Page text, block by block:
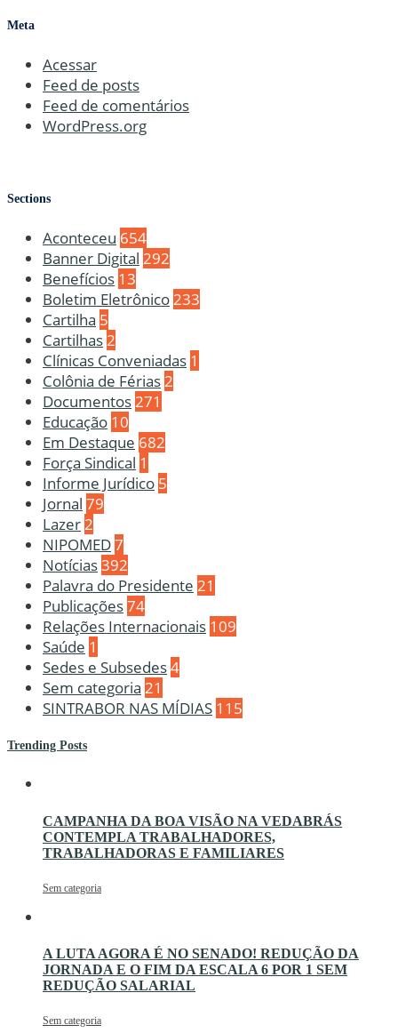
Meta
Acessar
Feed de posts
Feed de comentários
WordPress.org
Sections
Aconteceu 654
Banner Digital 292
Benefícios 13
Boletim Eletrônico 233
Cartilha 5
Cartilhas 2
Clínicas Conveniadas 1
Colônia de Férias 2
Documentos 271
Educação 10
Em Destaque 682
Força Sindical 1
Informe Jurídico 5
Jornal 79
Lazer 2
NIPOMED7
Notícias392
Palavra do Presidente 21
Publicações74
Relações Internacionais 109
Saúde 1
Sedes e Subsedes4
Sem categoria 21
SINTRABOR NAS MÍDIAS 115
Trending Posts
CAMPANHA DA BOA VISÃO NA VEDABRÁS
CONTEMPLA TRABALHADORES,
TRABALHADORAS E FAMILIARES
Sem categoria
A LUTA AGORA É NO SENADO! REDUÇÃO DA
JORNADA E O FIM DA ESCALA 6 POR 1 SEM
REDUÇÃO SALARIAL
Sem categoria